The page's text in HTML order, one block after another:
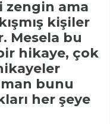
ama
kişiler
Mesela bu
hikaye, çok
bunu
her şeye